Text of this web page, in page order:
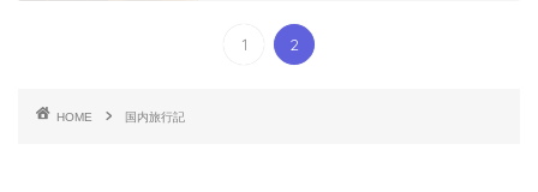
1 2
HOME 国内旅行記